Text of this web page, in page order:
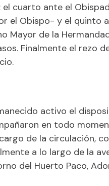
cuarto ante el
el Obispo- y el quinto
Mayor de la
Finalmente el rezo
activo el
en todo
de la circulación,
a lo largo de la
del Huerto Paco,